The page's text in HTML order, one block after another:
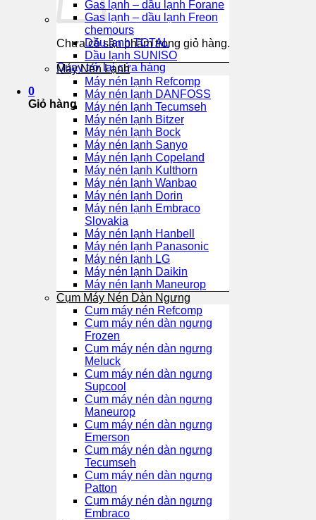
Chưa có sản phẩm trong giỏ hàng.
Quay trở lại cửa hàng
0
Giỏ hàng
Gas lạnh – dầu lạnh Forane
Gas lạnh – dầu lạnh Freon
chemours
Dầu lạnh TOTAL
Dầu lạnh SUNISO
Máy Nén Lạnh
Máy nén lạnh Refcomp
Máy nén lạnh DANFOSS
Máy nén lạnh Tecumseh
Máy nén lạnh Bitzer
Máy nén lạnh Bock
Máy nén lạnh Sanyo
Máy nén lạnh Copeland
Máy nén lạnh Kulthorn
Máy nén lạnh Wanbao
Máy nén lạnh Dorin
Máy nén lạnh Embraco
Slovakia
Máy nén lạnh Hanbell
Máy nén lạnh Panasonic
Máy nén lạnh LG
Máy nén lạnh Daikin
Máy nén lạnh Maneurop
Cụm Máy Nén Dàn Ngưng
Cụm máy nén Refcomp
Cụm máy nén dàn ngưng
Frozen
Cụm máy nén dàn ngưng
Meluck
Cụm máy nén dàn ngưng
Supcool
Cụm máy nén dàn ngưng
Maneurop
Cụm máy nén dàn ngưng
Emerson
Cụm máy nén dàn ngưng
Tecumseh
Cụm máy nén dàn ngưng
Patton
Cụm máy nén dàn ngưng
Embraco